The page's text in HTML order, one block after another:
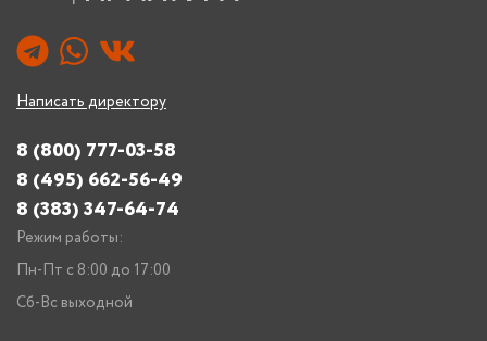
Написать директору
8 (800) 777-03-58
8 (495) 662-56-49
8 (383) 347-64-74
Режим работы:
Пн-Пт с 8:00 до 17:00
Сб-Вс выходной